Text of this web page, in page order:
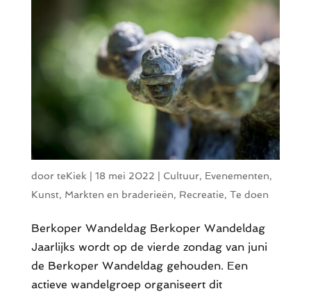
door teKiek | 18 mei 2022 | Cultuur, Evenementen,
Kunst, Markten en braderieën, Recreatie, Te doen
Berkoper Wandeldag Berkoper Wandeldag
Jaarlijks wordt op de vierde zondag van juni
de Berkoper Wandeldag gehouden. Een
actieve wandelgroep organiseert dit